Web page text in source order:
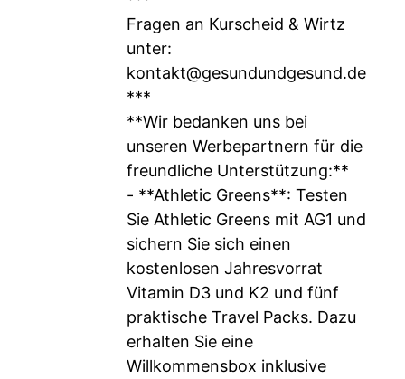
Fragen an Kurscheid & Wirtz
unter:
kontakt@gesundundgesund.de
***
**Wir bedanken uns bei
unseren Werbepartnern für die
freundliche Unterstützung:**
- **Athletic Greens**: Testen
Sie Athletic Greens mit AG1 und
sichern Sie sich einen
kostenlosen Jahresvorrat
Vitamin D3 und K2 und fünf
praktische Travel Packs. Dazu
erhalten Sie eine
Willkommensbox inklusive